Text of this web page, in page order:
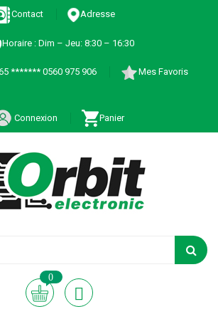
Contact Adresse
Horaire : Dim – Jeu: 8:30 – 16:30
******* 0560 975 906 Mes Favoris
Connexion Panier
0